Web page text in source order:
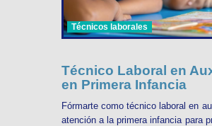
Técnicos laborales
Técnico Laboral en
en Primera Infancia
Fórmarte como técnico laboral en
atención a la primera infancia para